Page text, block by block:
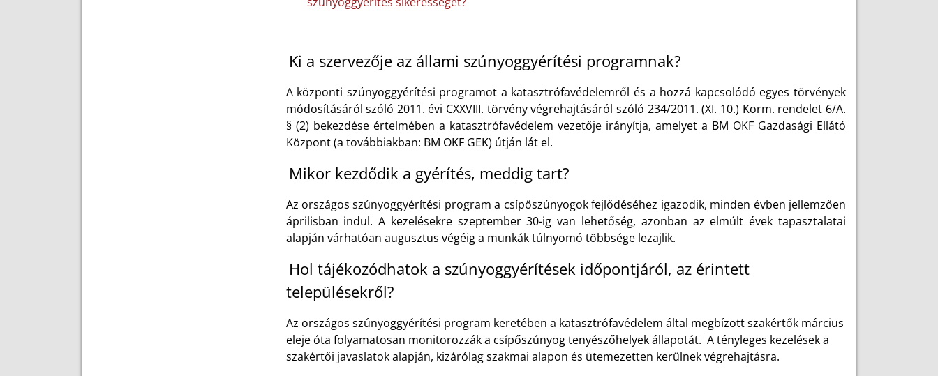
Ki a szervezője az állami szúnyoggyérítési programnak?
A központi szúnyoggyérítési programot a katasztrófavédelemről és a hozzá kapcsolódó egyes törvények
módosításáról szóló 2011. évi CXXVIII. törvény végrehajtásáról szóló 234/2011. (XI. 10.) Korm. rendelet 6/A.
§ (2) bekezdése értelmében a katasztrófavédelem vezetője irányítja, amelyet a BM OKF Gazdasági Ellátó
Központ (a továbbiakban: BM OKF GEK) útján lát el.
Mikor kezdődik a gyérítés, meddig tart?
Az országos szúnyoggyérítési program a csípőszúnyogok fejlődéséhez igazodik, minden évben jellemzően
áprilisban indul. A kezelésekre szeptember 30-ig van lehetőség, azonban az elmúlt évek tapasztalatai
alapján várhatóan augusztus végéig a munkák túlnyomó többsége lezajlik.
Hol tájékozódhatok a szúnyoggyérítések időpontjáról, az érintett
településekről?
Az országos szúnyoggyérítési program keretében a katasztrófavédelem által megbízott szakértők március
eleje óta folyamatosan monitorozzák a csípőszúnyog tenyészőhelyek állapotát. A tényleges kezelések a
szakértői javaslatok alapján, kizárólag szakmai alapon és ütemezetten kerülnek végrehajtásra.